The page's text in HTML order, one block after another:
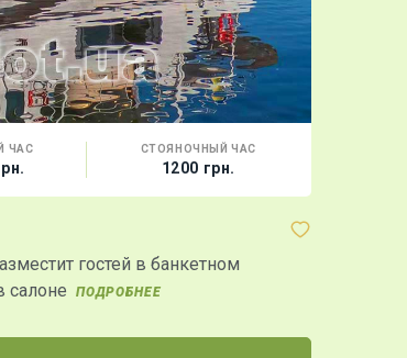
ЧАС СТОЯНОЧНЫЙ ЧАС
1200 грн.
гостей в банкетном
салоне
ПОДРОБНЕЕ